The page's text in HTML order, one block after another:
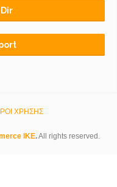
ΧΡΗΣΗΣ
IKE.All rights reserved.